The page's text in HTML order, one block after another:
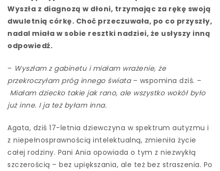
Wyszła z diagnozą w dłoni, trzymając za rękę swoją
dwuletnią córkę. Choć przeczuwała, po co przyszły,
nadal miała w sobie resztki nadziei, że usłyszy inną
odpowiedź.
– Wyszłam z gabinetu i miałam wrażenie, że
przekroczyłam próg innego świata– wspomina dziś. –
Miałam dziecko takie jak rano, ale wszystko wokół było
już inne. I ja też byłam inna.
Agata, dziś 17-letnia dziewczyna w spektrum autyzmu i
z niepełnosprawnością intelektualną, zmieniła życie
całej rodziny. Pani Ania opowiada o tym z niezwykłą
szczerością – bez upiększania, ale też bez straszenia. Po